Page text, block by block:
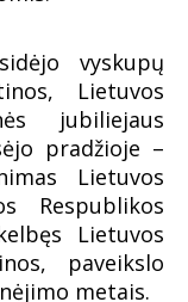
vyskupų
Lietuvos
jubiliejaus
pradžioje –
Lietuvos
Respublikos
Lietuvos
paveikslo
metais.